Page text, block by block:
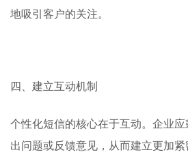
地吸引客户的关注。
四、建立互动机制
个性化短信的核心在于互动。企业
出问题或反馈意见，从而建立更加